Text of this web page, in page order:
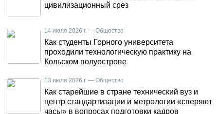
цивилизационный срез
14 июля 2026 г. — Общество
Как студенты Горного университета
проходили технологическую практику на
Кольском полуострове
13 июля 2026 г. — Общество
Как старейшие в стране технический вуз и
центр стандартизации и метрологии «сверяют
часы» в вопросах подготовки кадров